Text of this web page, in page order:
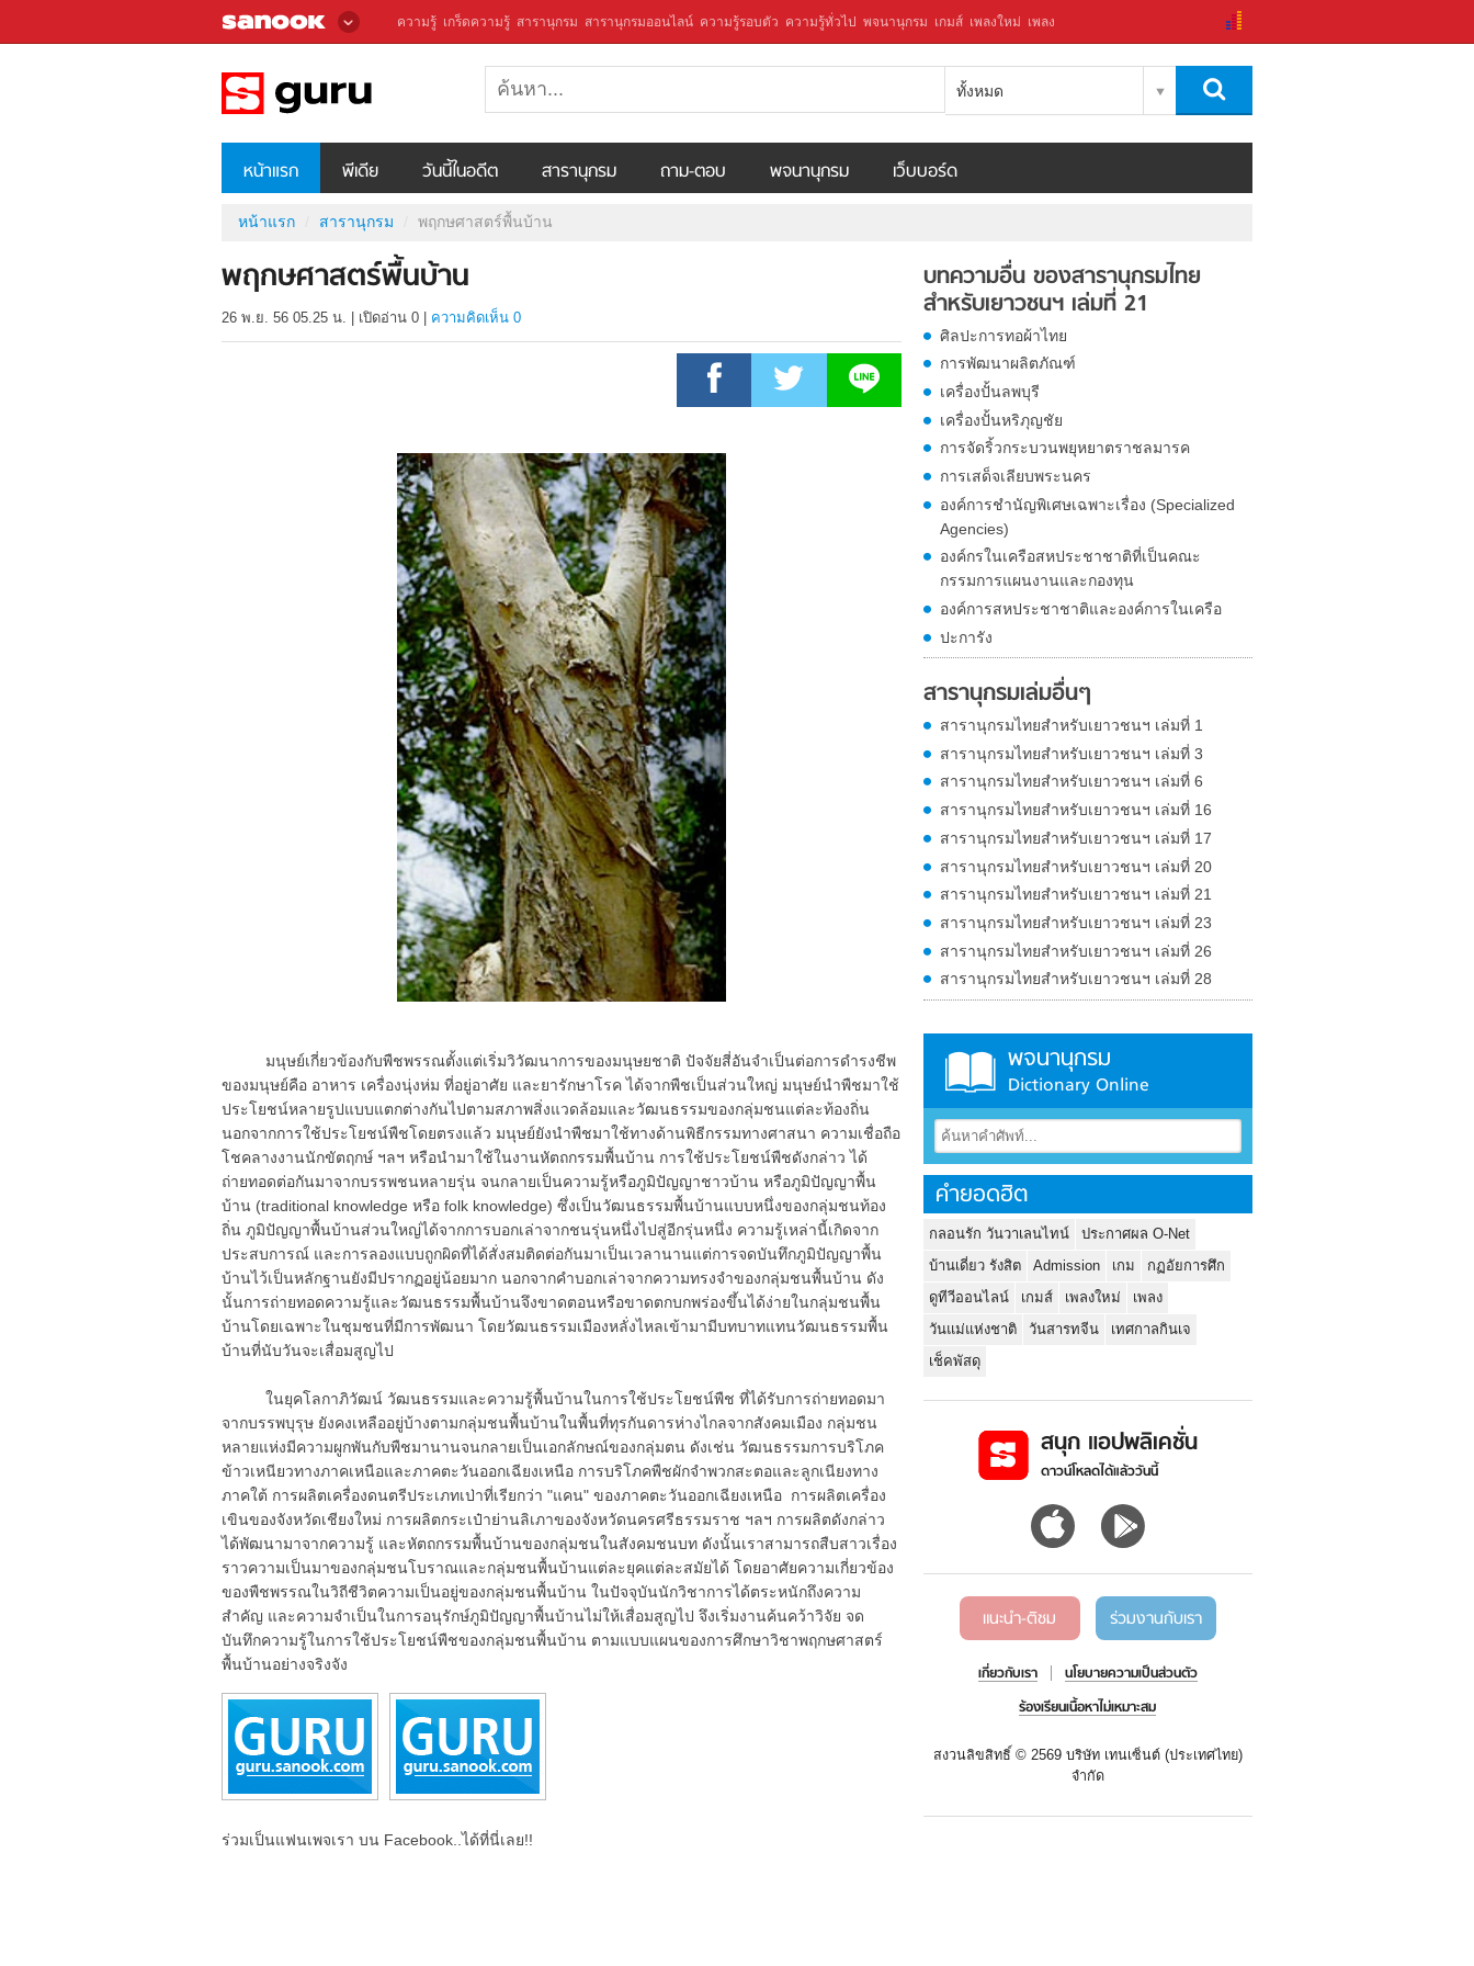
ความรู้ เกร็ดความรู้ สารานุกรม สารานุกรมออนไลน์ ความรู้รอบตัว ความรู้ทั่วไป พจนานุกรม เกมส์ เพลงใหม่ เพลง
ทั้งหมด
หน้าแรก พีเดีย วันนี้ในอดีต สารานุกรม ถาม-ตอบ พจนานุกรม เว็บบอร์ด
หน้าแรก สารานุกรม พฤกษศาสตร์พื้นบ้าน
พฤกษศาสตร์พื้นบ้าน
26 พ.ย. 56 05.25 น. เปิดอ่าน 0 ความคิดเห็น 0
มนุษย์เกี่ยวข้องกับพืชพรรณตั้งแต่เริ่มวิวัฒนาการของมนุษยชาติ ปัจจัยสี่อันจำเป็นต่อการดำรงชีพ
ของมนุษย์คือ อาหาร เครื่องนุ่งห่ม ที่อยู่อาศัย และยารักษาโรค ได้จากพืชเป็นส่วนใหญ่ มนุษย์นำพืชมาใช้
ประโยชน์หลายรูปแบบแตกต่างกันไปตามสภาพสิ่งแวดล้อมและวัฒนธรรมของกลุ่มชนแต่ละท้องถิ่น
นอกจากการใช้ประโยชน์พืชโดยตรงแล้ว มนุษย์ยังนำพืชมาใช้ทางด้านพิธีกรรมทางศาสนา ความเชื่อถือ
โชคลางงานนักขัตฤกษ์ ฯลฯ หรือนำมาใช้ในงานหัตถกรรมพื้นบ้าน การใช้ประโยชน์พืชดังกล่าว ได้
ถ่ายทอดต่อกันมาจากบรรพชนหลายรุ่น จนกลายเป็นความรู้หรือภูมิปัญญาชาวบ้าน หรือภูมิปัญญาพื้น
บ้าน (traditional knowledge หรือ folk knowledge) ซึ่งเป็นวัฒนธรรมพื้นบ้านแบบหนึ่งของกลุ่มชนท้อง
ถิ่น ภูมิปัญญาพื้นบ้านส่วนใหญ่ได้จากการบอกเล่าจากชนรุ่นหนึ่งไปสู่อีกรุ่นหนึ่ง ความรู้เหล่านี้เกิดจาก
ประสบการณ์ และการลองแบบถูกผิดที่ได้สั่งสมติดต่อกันมาเป็นเวลานานแต่การจดบันทึกภูมิปัญญาพื้น
บ้านไว้เป็นหลักฐานยังมีปรากฏอยู่น้อยมาก นอกจากคำบอกเล่าจากความทรงจำของกลุ่มชนพื้นบ้าน ดัง
นั้นการถ่ายทอดความรู้และวัฒนธรรมพื้นบ้านจึงขาดตอนหรือขาดตกบกพร่องขึ้นได้ง่ายในกลุ่มชนพื้น
บ้านโดยเฉพาะในชุมชนที่มีการพัฒนา โดยวัฒนธรรมเมืองหลั่งไหลเข้ามามีบทบาทแทนวัฒนธรรมพื้น
บ้านที่นับวันจะเสื่อมสูญไป
ในยุคโลกาภิวัฒน์ วัฒนธรรมและความรู้พื้นบ้านในการใช้ประโยชน์พืช ที่ได้รับการถ่ายทอดมา
จากบรรพบุรุษ ยังคงเหลืออยู่บ้างตามกลุ่มชนพื้นบ้านในพื้นที่ทุรกันดารห่างไกลจากสังคมเมือง กลุ่มชน
หลายแห่งมีความผูกพันกับพืชมานานจนกลายเป็นเอกลักษณ์ของกลุ่มตน ดังเช่น วัฒนธรรมการบริโภค
ข้าวเหนียวทางภาคเหนือและภาคตะวันออกเฉียงเหนือ การบริโภคพืชผักจำพวกสะตอและลูกเนียงทาง
ภาคใต้ การผลิตเครื่องดนตรีประเภทเป่าที่เรียกว่า "แคน" ของภาคตะวันออกเฉียงเหนือ การผลิตเครื่อง
เขินของจังหวัดเชียงใหม่ การผลิตกระเป๋าย่านลิเภาของจังหวัดนครศรีธรรมราช ฯลฯ การผลิตดังกล่าว
ได้พัฒนามาจากความรู้ และหัตถกรรมพื้นบ้านของกลุ่มชนในสังคมชนบท ดังนั้นเราสามารถสืบสาวเรื่อง
ราวความเป็นมาของกลุ่มชนโบราณและกลุ่มชนพื้นบ้านแต่ละยุคแต่ละสมัยได้ โดยอาศัยความเกี่ยวข้อง
ของพืชพรรณในวิถีชีวิตความเป็นอยู่ของกลุ่มชนพื้นบ้าน ในปัจจุบันนักวิชาการได้ตระหนักถึงความ
สำคัญ และความจำเป็นในการอนุรักษ์ภูมิปัญญาพื้นบ้านไม่ให้เสื่อมสูญไป จึงเริ่มงานค้นคว้าวิจัย จด
บันทึกความรู้ในการใช้ประโยชน์พืชของกลุ่มชนพื้นบ้าน ตามแบบแผนของการศึกษาวิชาพฤกษศาสตร์
พื้นบ้านอย่างจริงจัง
ร่วมเป็นแฟนเพจเรา บน Facebook..ได้ที่นี่เลย!!
บทความอื่น ของสารานุกรมไทย
สำหรับเยาวชนฯ เล่มที่ 21
ศิลปะการทอผ้าไทย
การพัฒนาผลิตภัณฑ์
เครื่องปั้นลพบุรี
เครื่องปั้นหริภุญชัย
การจัดริ้วกระบวนพยุหยาตราชลมารค
การเสด็จเลียบพระนคร
องค์การชำนัญพิเศษเฉพาะเรื่อง (Specialized
Agencies)
องค์กรในเครือสหประชาชาติที่เป็นคณะ
กรรมการแผนงานและกองทุน
องค์การสหประชาชาติและองค์การในเครือ
ปะการัง
สารานุกรมเล่มอื่นๆ
สารานุกรมไทยสำหรับเยาวชนฯ เล่มที่ 1
สารานุกรมไทยสำหรับเยาวชนฯ เล่มที่ 3
สารานุกรมไทยสำหรับเยาวชนฯ เล่มที่ 6
สารานุกรมไทยสำหรับเยาวชนฯ เล่มที่ 16
สารานุกรมไทยสำหรับเยาวชนฯ เล่มที่ 17
สารานุกรมไทยสำหรับเยาวชนฯ เล่มที่ 20
สารานุกรมไทยสำหรับเยาวชนฯ เล่มที่ 21
สารานุกรมไทยสำหรับเยาวชนฯ เล่มที่ 23
สารานุกรมไทยสำหรับเยาวชนฯ เล่มที่ 26
สารานุกรมไทยสำหรับเยาวชนฯ เล่มที่ 28
พจนานุกรม
Dictionary Online
คำยอดฮิต
กลอนรัก วันวาเลนไทน์
ประกาศผล O-Net
บ้านเดี่ยว รังสิต
Admission เกม
กฏอัยการศึก
ดูทีวีออนไลน์
เกมส์ เพลงใหม่
เพลง
วันแม่แห่งชาติ
วันสารทจีน
เทศกาลกินเจ
เช็คพัสดุ
สนุก แอปพลิเคชั่น
ดาวน์โหลดได้แล้ววันนี้
แนะนำ-ติชม ร่วมงานกับเรา
เกี่ยวกับเรา
นโยบายความเป็นส่วนตัว
ร้องเรียนเนื้อหาไม่เหมาะสม
สงวนลิขสิทธิ์ © 2569 บริษัท เทนเซ็นต์ (ประเทศไทย)
จำกัด